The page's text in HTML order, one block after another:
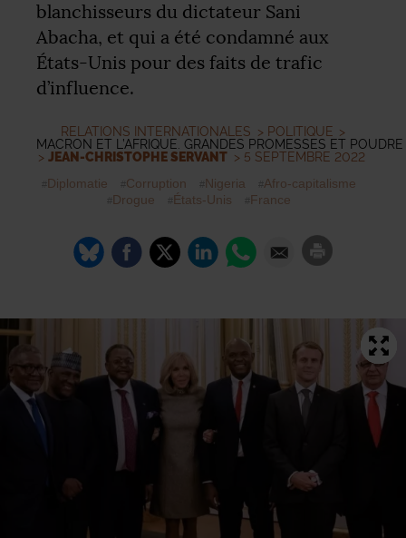
blanchisseurs du dictateur Sani
Abacha, et qui a été condamné aux
États-Unis pour des faits de trafic
d’influence.
RELATIONS INTERNATIONALES > POLITIQUE >
MACRON ET L’AFRIQUE. GRANDES PROMESSES ET
>JEAN-CHRISTOPHE SERVANT > 5 SEPTEMBRE 2022
Diplomatie Corruption Nigeria
Afro-capitalisme
Drogue
États-Unis France